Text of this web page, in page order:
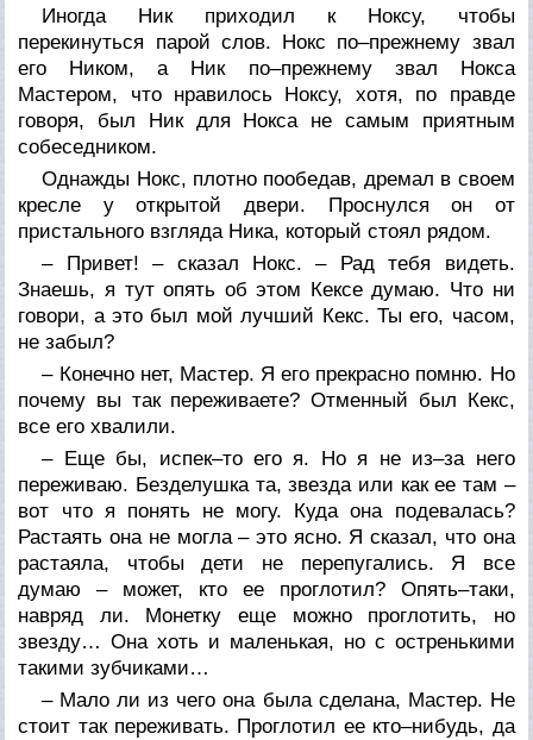
Иногда Ник приходил к Ноксу, чтобы
перекинуться парой слов. Нокс по–прежнему звал
его Ником, а Ник по–прежнему звал Нокса
Мастером, что нравилось Ноксу, хотя, по правде
говоря, был Ник для Нокса не самым приятным
собеседником.
Однажды Нокс, плотно пообедав, дремал в своем
кресле у открытой двери. Проснулся он от
пристального взгляда Ника, который стоял рядом.
– Привет! – сказал Нокс. – Рад тебя видеть.
Знаешь, я тут опять об этом Кексе думаю. Что ни
говори, а это был мой лучший Кекс. Ты его, часом,
не забыл?
– Конечно нет, Мастер. Я его прекрасно помню. Но
почему вы так переживаете? Отменный был Кекс,
все его хвалили.
– Еще бы, испек–то его я. Но я не из–за него
переживаю. Безделушка та, звезда или как ее там –
вот что я понять не могу. Куда она подевалась?
Растаять она не могла – это ясно. Я сказал, что она
растаяла, чтобы дети не перепугались. Я все
думаю – может, кто ее проглотил? Опять–таки,
навряд ли. Монетку еще можно проглотить, но
звезду… Она хоть и маленькая, но с остренькими
такими зубчиками…
– Мало ли из чего она была сделана, Мастер. Не
стоит так переживать. Проглотил ее кто–нибудь, да